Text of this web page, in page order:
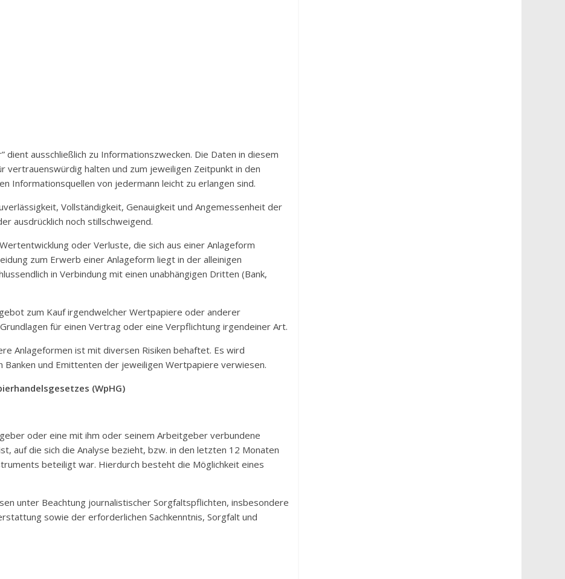
dient ausschließlich zu Informationszwecken. Die Daten in diesem
vertrauenswürdig halten und zum jeweiligen Zeitpunkt in den
Informationsquellen von jedermann leicht zu erlangen sind.
Vollständigkeit, Genauigkeit und Angemessenheit der
ausdrücklich noch stillschweigend.
oder Verluste, die sich aus einer Anlageform
zum Erwerb einer Anlageform liegt in der alleinigen
in Verbindung mit einen unabhängigen Dritten (Bank,
zum Kauf irgendwelcher Wertpapiere oder anderer
für einen Vertrag oder eine Verpflichtung irgendeiner Art.
Anlageformen ist mit diversen Risiken behaftet. Es wird
Banken und Emittenten der jeweiligen Wertpapiere verwiesen.
(WpHG)
oder eine mit ihm oder seinem Arbeitgeber verbundene
auf die sich die Analyse bezieht, bzw. in den letzten 12 Monaten
beteiligt war. Hierdurch besteht die Möglichkeit eines
unter Beachtung journalistischer Sorgfaltspflichten, insbesondere
sowie der erforderlichen Sachkenntnis, Sorgfalt und